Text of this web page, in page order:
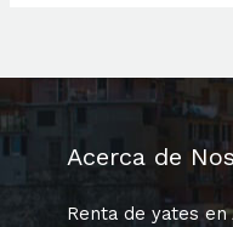
Acerca de
Renta de yates en